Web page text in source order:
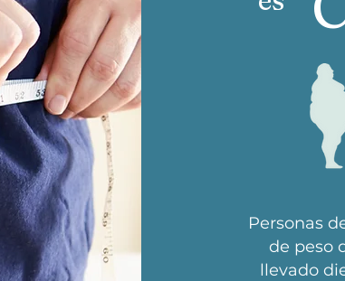
Personas
de peso
llevado